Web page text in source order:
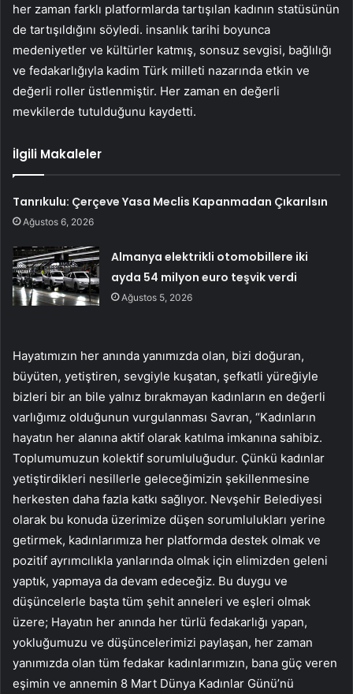
her zaman farklı platformlarda tartışılan kadının statüsünün
de tartışıldığını söyledi. insanlık tarihi boyunca
medeniyetler ve kültürler katmış, sonsuz sevgisi, bağlılığı
ve fedakarlığıyla kadim Türk milleti nazarında etkin ve
değerli roller üstlenmiştir. Her zaman en değerli
mevkilerde tutulduğunu kaydetti.
İlgili Makaleler
Tanrıkulu: Çerçeve Yasa Meclis Kapanmadan Çıkarılsın
Ağustos 6, 2026
Almanya elektrikli otomobillere iki
ayda 54 milyon euro teşvik verdi
Ağustos 5, 2026
Hayatımızın her anında yanımızda olan, bizi doğuran,
büyüten, yetiştiren, sevgiyle kuşatan, şefkatli yüreğiyle
bizleri bir an bile yalnız bırakmayan kadınların en değerli
varlığımız olduğunun vurgulanması Savran, “Kadınların
hayatın her alanına aktif olarak katılma imkanına sahibiz.
Toplumumuzun kolektif sorumluluğudur. Çünkü kadınlar
yetiştirdikleri nesillerle geleceğimizin şekillenmesine
herkesten daha fazla katkı sağlıyor. Nevşehir Belediyesi
olarak bu konuda üzerimize düşen sorumlulukları yerine
getirmek, kadınlarımıza her platformda destek olmak ve
pozitif ayrımcılıkla yanlarında olmak için elimizden geleni
yaptık, yapmaya da devam edeceğiz. Bu duygu ve
düşüncelerle başta tüm şehit anneleri ve eşleri olmak
üzere; Hayatın her anında her türlü fedakarlığı yapan,
yokluğumuzu ve düşüncelerimizi paylaşan, her zaman
yanımızda olan tüm fedakar kadınlarımızın, bana güç veren
eşimin ve annemin 8 Mart Dünya Kadınlar Günü’nü